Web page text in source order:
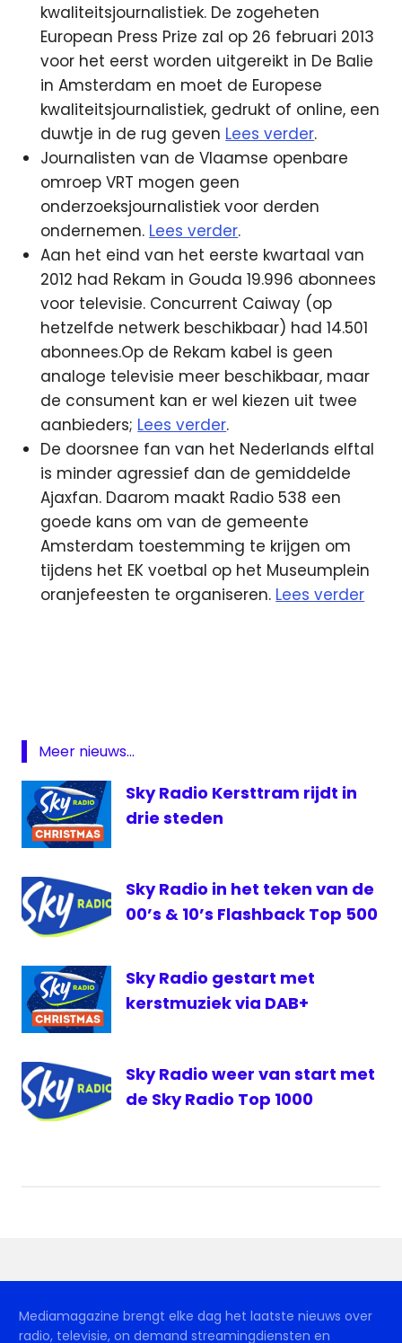
kwaliteitsjournalistiek. De zogeheten
European Press Prize zal op 26 februari 2013
voor het eerst worden uitgereikt in De Balie
in Amsterdam en moet de Europese
kwaliteitsjournalistiek, gedrukt of online, een
duwtje in de rug geven Lees verder.
Journalisten van de Vlaamse openbare
omroep VRT mogen geen
onderzoeksjournalistiek voor derden
ondernemen. Lees verder.
Aan het eind van het eerste kwartaal van
2012 had Rekam in Gouda 19.996 abonnees
voor televisie. Concurrent Caiway (op
hetzelfde netwerk beschikbaar) had 14.501
abonnees.Op de Rekam kabel is geen
analoge televisie meer beschikbaar, maar
de consument kan er wel kiezen uit twee
aanbieders; Lees verder.
De doorsnee fan van het Nederlands elftal
is minder agressief dan de gemiddelde
Ajaxfan. Daarom maakt Radio 538 een
goede kans om van de gemeente
Amsterdam toestemming te krijgen om
tijdens het EK voetbal op het Museumplein
oranjefeesten te organiseren. Lees verder
UPC
Meer nieuws...
Sky Radio Kersttram rijdt in
drie steden
Sky Radio in het teken van de
00’s & 10’s Flashback Top 500
Sky Radio gestart met
kerstmuziek via DAB+
Sky Radio weer van start met
de Sky Radio Top 1000
Mediamagazine brengt elke dag het laatste nieuws over
radio, televisie, on demand streamingdiensten en